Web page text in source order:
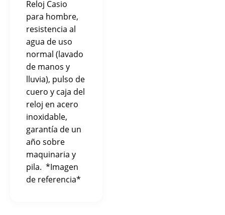
Reloj Casio
para hombre,
resistencia al
agua de uso
normal (lavado
de manos y
lluvia), pulso de
cuero y caja del
reloj en acero
inoxidable,
garantía de un
año sobre
maquinaria y
pila. *Imagen
de referencia*